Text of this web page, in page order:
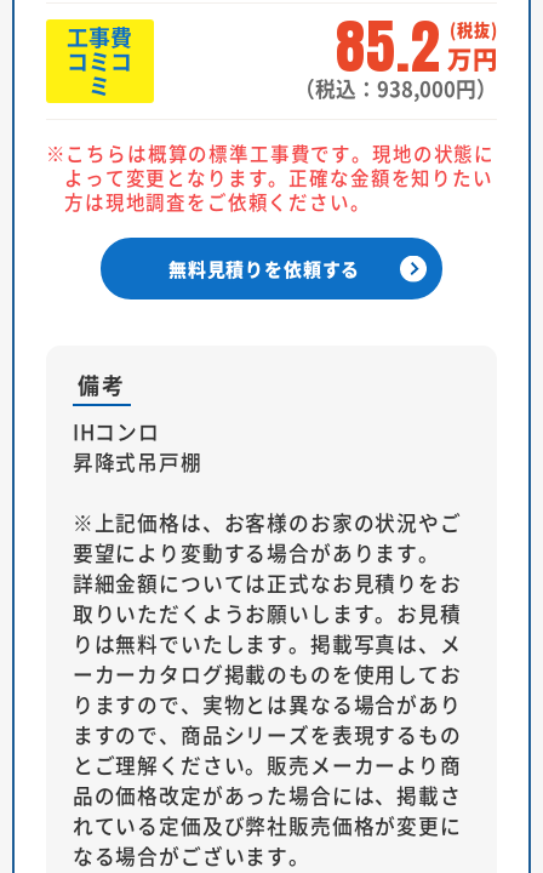
工事費
コミコ
ミ 85.2 万円
（税込：938,000円）
こちらは概算の標準工事費です。現地の状態に
よって変更となります。正確な金額を知りたい
方は現地調査をご依頼ください。
無料見積りを依頼する
備考
IHコンロ
昇降式吊戸棚
※上記価格は、お客様のお家の状況やご
要望により変動する場合があります。
詳細金額については正式なお見積りをお
取りいただくようお願いします。お見積
りは無料でいたします。掲載写真は、メ
ーカーカタログ掲載のものを使用してお
りますので、実物とは異なる場合があり
ますので、商品シリーズを表現するもの
とご理解ください。販売メーカーより商
品の価格改定があった場合には、掲載さ
れている定価及び弊社販売価格が変更に
なる場合がございます。